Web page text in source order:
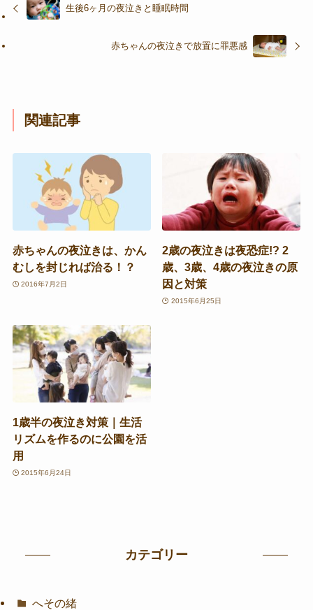
生後6ヶ月の夜泣きと睡眠時間
赤ちゃんの夜泣きで放置に罪悪感
関連記事
赤ちゃんの夜泣きは、かん
むしを封じれば治る！？
2016年7月2日
2歳の夜泣きは夜恐症!? 2
歳、3歳、4歳の夜泣きの原
因と対策
2015年6月25日
1歳半の夜泣き対策｜生活
リズムを作るのに公園を活
用
2015年6月24日
カテゴリー
へその緒